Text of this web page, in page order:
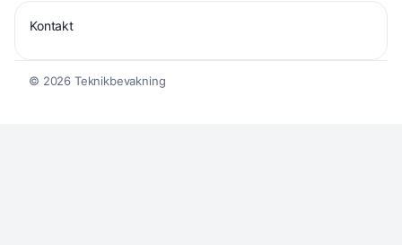
Kontakt
© 2026 Teknikbevakning